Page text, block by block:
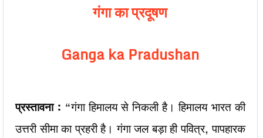
गंगा का प्रदूषण
Ganga ka Pradushan
प्रस्तावना : “गंगा हिमालय से निकली है। हिमालय भारत की
उत्तरी सीमा का प्रहरी है। गंगा जल बड़ा ही पवित्र, पापहारक